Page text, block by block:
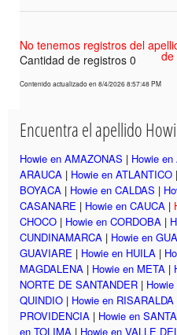
No tenemos registros del
de
Cantidad de registros 0
Contenido actualizado en 8/4/2026 8:57:48 PM
Encuentra el apellido
Howie en AMAZONAS | Howie
ARAUCA | Howie en ATLANTICO |
BOYACA | Howie en CALDAS |
CASANARE | Howie en CAUCA |
CHOCO | Howie en CORDOBA |
CUNDINAMARCA | Howie en
GUAVIARE | Howie en HUILA |
MAGDALENA | Howie en META |
NORTE DE SANTANDER |
QUINDIO | Howie en RISARALDA
PROVIDENCIA | Howie en
en TOLIMA | Howie en VALLE